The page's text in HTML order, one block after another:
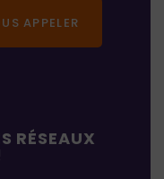
APPELER
RÉSEAUX